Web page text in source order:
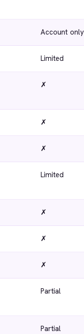
Account only
Limited
✗
✗
✗
Limited
✗
✗
✗
Partial
Partial